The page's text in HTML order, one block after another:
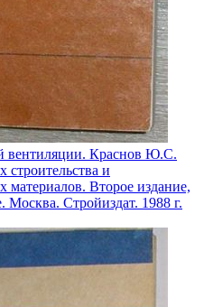
вентиляции. Краснов Ю.С.
строительства и
Второе издание,
Москва. Стройиздат. 1988 г.